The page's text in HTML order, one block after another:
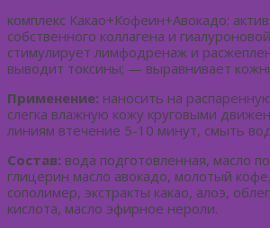
комплекс Какао+Кофеин+Авокадо:
собственного коллагена и
стимулирует лимфодренаж и
выводит токсины; — выравнивает
Применение: наносить на
слегка влажную кожу круговыми
линиям втечение 5-10 минут, смыть
Состав: вода подготовленная, масло
глицерин масло авокадо, молотый
сополимер, экстракты какао, алоэ,
кислота, масло эфирное нероли.